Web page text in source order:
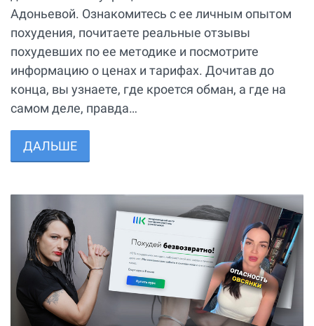
Адоньевой. Ознакомитесь с ее личным опытом
похудения, почитаете реальные отзывы
похудевших по ее методике и посмотрите
информацию о ценах и тарифах. Дочитав до
конца, вы узнаете, где кроется обман, а где на
самом деле, правда…
ДАЛЬШЕ